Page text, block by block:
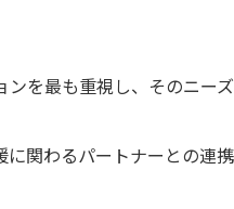
を最も重視し、そのニー
関わるパートナーとの連